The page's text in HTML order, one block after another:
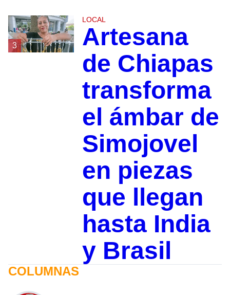
3
LOCAL
Artesana
de Chiapas
transforma
el ámbar de
Simojovel
en piezas
que llegan
hasta India
y Brasil
COLUMNAS